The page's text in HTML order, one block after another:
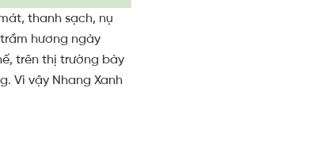
thanh sạch, nụ
hương ngày
trên thị trường bày
Vì vậy Nhang Xanh